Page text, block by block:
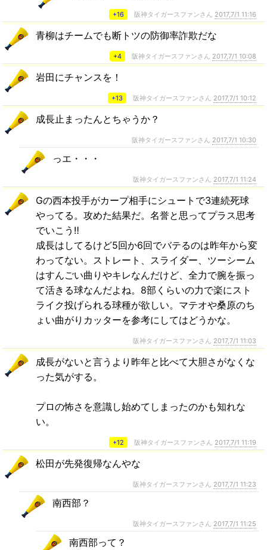
+16 阪神タイガースファンさん 2017,7/1 11:16
青柳はチームでも断トツの防御率詐欺だな
+4 阪神タイガースファンさん 2017,7/1 10:08
岩田にチャンスを！
+13 阪神タイガースファンさん 2017,7/1 10:12
成長止まったんとちゃうか？
阪神タイガースファンさん 2017,7/1 10:30
っエ・・・
阪神タイガースファンさん 2017,7/1 11:24
Gの西本投手がカープ相手にシュートで3連続死球
やってる。攻めた結果だ。名誉と思ってプラス思考
でいこう‼
成長はしてるけど5回か6回でバテるのは昨年から変
わってない。ストレート、スライダー、ツーシーム
はすんごい曲りやキレなんだけど、全力で腕を振っ
て活きる球なんだよね。8部くらいの力で楽にスト
ライク投げられる球種が欲しい。マテオや桑原のち
ょい曲がりカッターを参考にしてはどうかな。
阪神タイガースファンさん 2017,7/1 11:03
成長がないと言うより昨年と比べて大胆さがなくな
った気がする。
プロの怖さを意識し始めてしまったのかも知れな
い。
+12 阪神タイガースファンさん 2017,7/1 11:19
松田が先発復帰なんやな
阪神タイガースファンさん 2017,7/1 11:23
南西部？
阪神タイガースファンさん 2017,7/1 11:25
南西部って？